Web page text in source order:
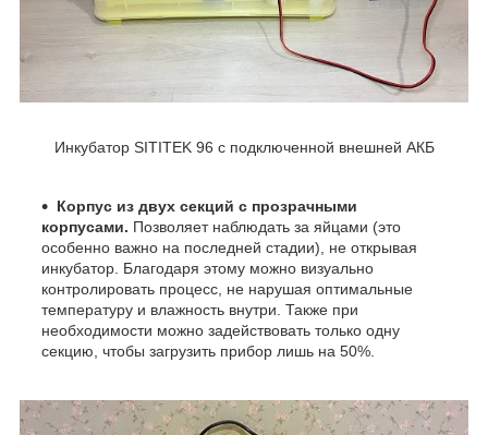
Инкубатор SITITEK 96 с подключенной внешней АКБ
Корпус из двух секций с прозрачными
корпусами. Позволяет наблюдать за яйцами (это
особенно важно на последней стадии), не открывая
инкубатор. Благодаря этому можно визуально
контролировать процесс, не нарушая оптимальные
температуру и влажность внутри. Также при
необходимости можно задействовать только одну
секцию, чтобы загрузить прибор лишь на 50%.